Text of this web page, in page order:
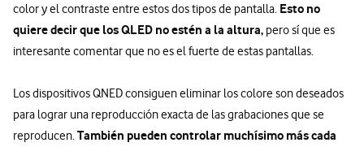
color y el contraste entre estos dos tipos de pantalla. Esto no
quiere decir que los QLED no estén a la altura, pero sí que es
interesante comentar que no es el fuerte de estas pantallas.
Los dispositivos QNED consiguen eliminar los colore son deseados
para lograr una reproducción exacta de las grabaciones que se
reproducen.También pueden controlar muchísimo más cada